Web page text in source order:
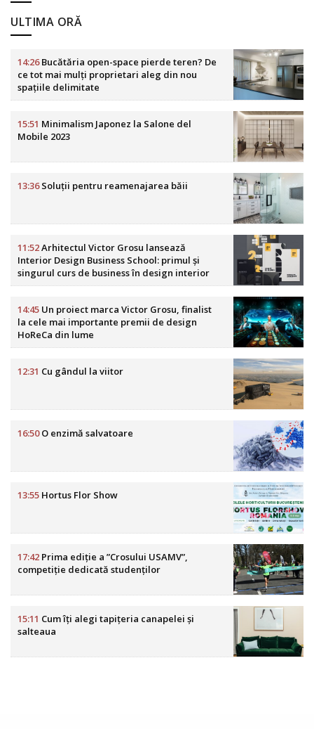
ULTIMA ORĂ
14:26Bucătăria open-space pierde teren? De
ce tot mai mulți proprietari aleg din nou
spațiile delimitate
15:51 Minimalism Japonez la Salone del
Mobile 2023
13:36Soluții pentru reamenajarea băii
11:52Arhitectul Victor Grosu lansează
Interior Design Business School: primul și
singurul curs de business în design interior
din România
14:45 Un proiect marca Victor Grosu, finalist
la cele mai importante premii de design
HoReCa din lume
12:31 Cu gândul la viitor
16:50O enzimă salvatoare
13:55 Hortus Flor Show
17:42 Prima ediție a ”Crosului USAMV”,
competiție dedicată studenților
15:11 Cum îți alegi tapițeria canapelei și
salteaua